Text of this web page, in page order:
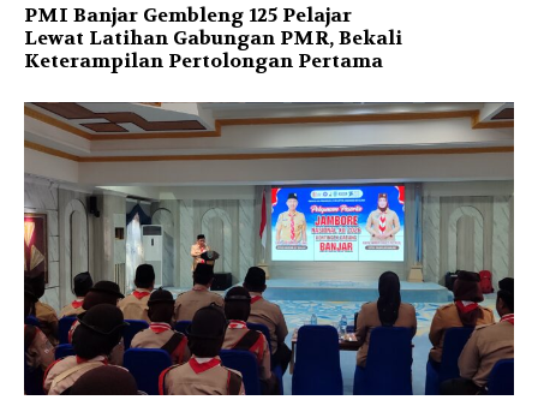
PMI Banjar Gembleng 125 Pelajar
Lewat Latihan Gabungan PMR, Bekali
Keterampilan Pertolongan Pertama